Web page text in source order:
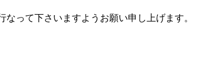
なって下さいますようお願い申し上げます。